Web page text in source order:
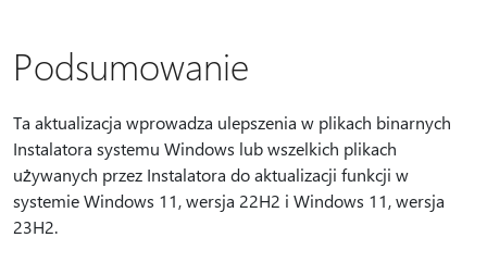
Podsumowanie
Ta aktualizacja wprowadza ulepszenia w plikach binarnych
Instalatora systemu Windows lub wszelkich plikach
używanych przez Instalatora do aktualizacji funkcji w
systemie Windows 11, wersja 22H2 i Windows 11, wersja
23H2.